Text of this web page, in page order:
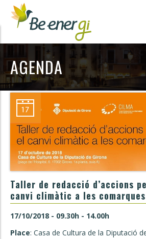
AGENDA
Taller de redacció d’accions
canvi climàtic a les
17/10/2018 - 09.30h - 14.00h
Place: Casa de Cultura de la Diputació